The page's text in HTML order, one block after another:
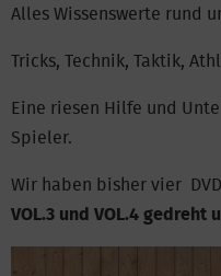
Alles Wissenswerte rund
Tricks, Technik, Taktik,
Eine riesen Hilfe und
Spieler.
Wir haben bisher vier
VOL.3 und VOL.4 gedreht